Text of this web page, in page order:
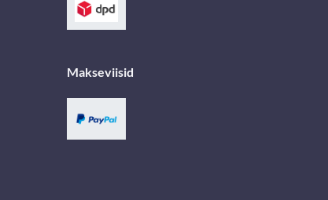
Makseviisid